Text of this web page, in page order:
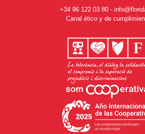
+34 96 122 03 80 -
Canal ético y de